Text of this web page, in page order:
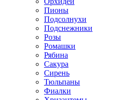
Пионы
Подсолнухи
Подснежники
Розы
Ромашки
Рябина
Сакура
Сирень
Тюльпаны
Фиалки